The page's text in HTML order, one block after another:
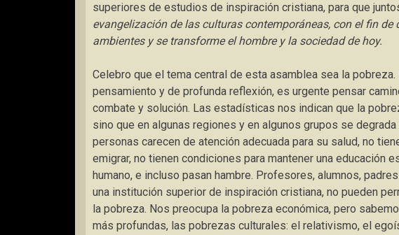
superiores de estudios de inspiración cristiana, para que
evangelización de las culturas contemporáneas, con el fin
ambientes y se transforme el hombre y la sociedad de hoy.
Celebro que el tema central de esta asamblea sea la
pensamiento y de profunda reflexión, es urgente pensar
combate y solución. Las estadísticas nos indican que la
sino que en algunas regiones y en algunos grupos se
personas carecen de atención adecuada para su salud, no
emigrar, no tienen condiciones para mantener una educación
humano, e incluso pasan hambre. Profesores, alumnos,
una institución superior de inspiración cristiana, no pueden
la pobreza. Nos preocupa la pobreza económica, pero
más profundas, las pobrezas culturales: el relativismo, el